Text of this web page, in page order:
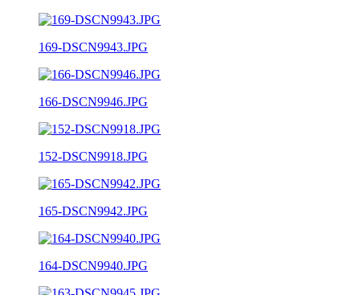
169-DSCN9943.JPG
166-DSCN9946.JPG
152-DSCN9918.JPG
165-DSCN9942.JPG
164-DSCN9940.JPG